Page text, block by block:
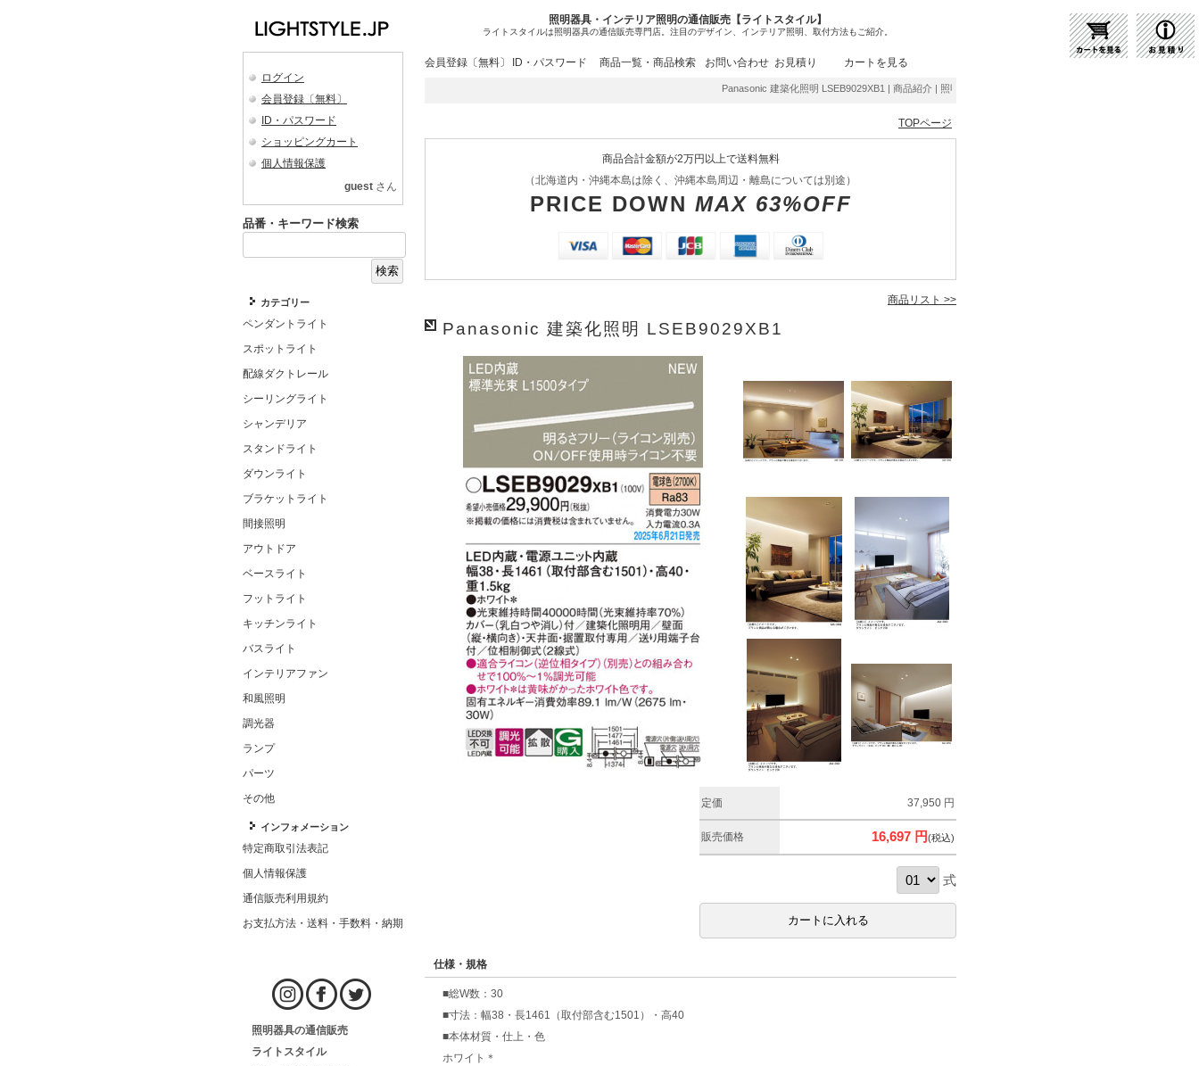
照明器具・インテリア照明の通信販売【ライトスタイル】
ライトスタイルは照明器具の通信販売専門店。注目のデザイン、インテリア照明、取付方法もご紹介。
ログイン
会員登録〔無料〕
ID・パスワード
ショッピングカート
個人情報保護
guest さん
品番・キーワード検索
カテゴリー
ペンダントライト
スポットライト
配線ダクトレール
シーリングライト
シャンデリア
スタンドライト
ダウンライト
ブラケットライト
間接照明
アウトドア
ベースライト
フットライト
キッチンライト
バスライト
インテリアファン
和風照明
調光器
ランプ
パーツ
その他
インフォメーション
特定商取引法表記
個人情報保護
通信販売利用規約
お支払方法・送料・手数料・納期
照明器具の通信販売
ライトスタイル
会員登録〔無料〕 ID・パスワード 商品一覧・商品検索 お問い合わせ お見積り カートを見る
Panasonic 建築化照明 LSEB9029XB1 | 商品紹介 | 照明器具の通販・インテリア照明の通信販売【ライトスタイル
TOPページ
商品合計金額が2万円以上で送料無料
（北海道内・沖縄本島は除く、沖縄本島周辺・離島については別途）
PRICE DOWN MAX 63%OFF
商品リスト >>
Panasonic 建築化照明 LSEB9029XB1
定価 37,950 円
販売価格 16,697 円(税込)
式
仕様・規格
■総W数：30
■寸法：幅38・長1461（取付部含む1501）・高40
■本体材質・仕上・色
ホワイト＊